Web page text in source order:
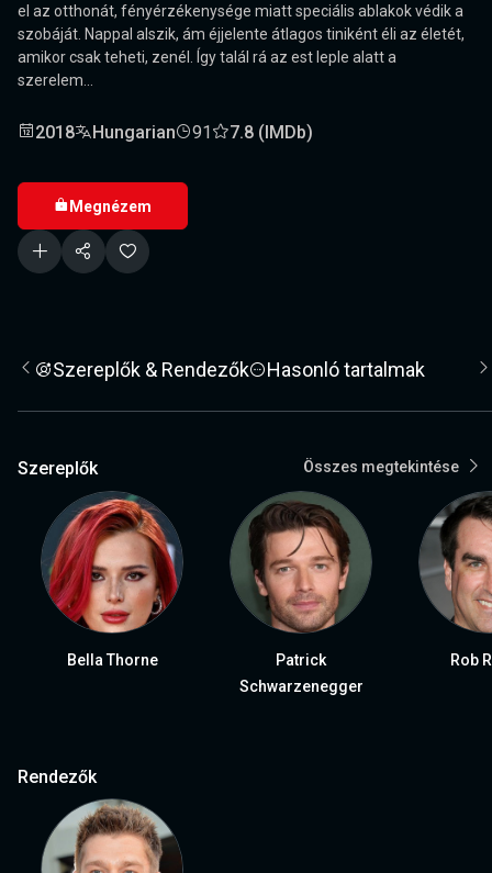
el az otthonát, fényérzékenysége miatt speciális ablakok védik a
szobáját. Nappal alszik, ám éjjelente átlagos tiniként éli az életét,
amikor csak teheti, zenél. Így talál rá az est leple alatt a
szerelem...
2018 Hungarian 91 7.8 (IMDb)
Megnézem
Szereplők & Rendezők Hasonló tartalmak
Szereplők Összes megtekintése
Bella Thorne
Patrick
Schwarzenegger
Rob
Rendezők